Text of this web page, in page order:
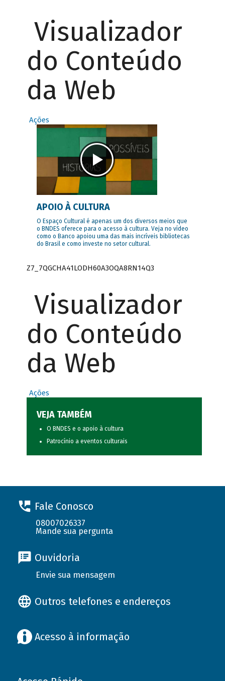
Visualizador
do Conteúdo
da Web
Ações
APOIO À CULTURA
O Espaço Cultural é apenas um dos diversos meios que
o BNDES oferece para o acesso à cultura. Veja no vídeo
como o Banco apoiou uma das mais incríveis bibliotecas
do Brasil e como investe no setor cultural.
Z7_7QGCHA41LODH60A3OQA8RN14Q3
Visualizador
do Conteúdo
da Web
Ações
VEJA TAMBÉM
O BNDES e o apoio à cultura
Patrocínio a eventos culturais
Fale Conosco
08007026337
Mande sua pergunta
Ouvidoria
Envie sua mensagem
Outros telefones e endereços
Acesso à informação